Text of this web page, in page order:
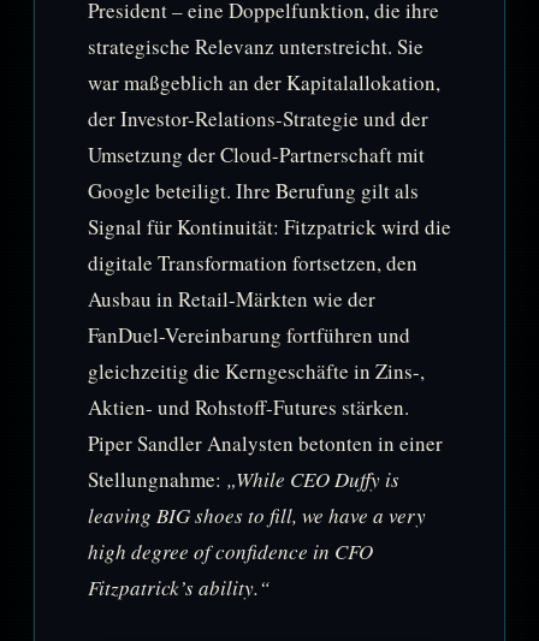
President – eine Doppelfunktion, die ihre
strategische Relevanz unterstreicht. Sie
war maßgeblich an der Kapitalallokation,
der Investor-Relations-Strategie und der
Umsetzung der Cloud-Partnerschaft mit
Google beteiligt. Ihre Berufung gilt als
Signal für Kontinuität: Fitzpatrick wird die
digitale Transformation fortsetzen, den
Ausbau in Retail-Märkten wie der
FanDuel-Vereinbarung fortführen und
gleichzeitig die Kerngeschäfte in Zins-,
Aktien- und Rohstoff-Futures stärken.
Piper Sandler Analysten betonten in einer
Stellungnahme: „While CEO Duffy is
leaving BIG shoes to fill, we have a very
high degree of confidence in CFO
Fitzpatrick’s ability.“